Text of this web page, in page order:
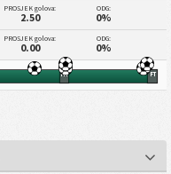
PROSJEK golova:
2.50
ODG:
0%
PROSJEK golova:
0.00
ODG:
0%
HT FT